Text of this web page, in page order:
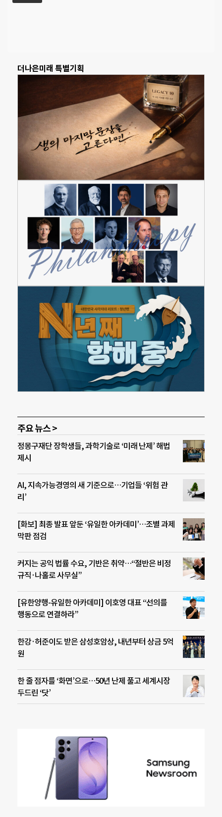
더나은미래 특별기획
주요 뉴스 >
정몽구재단 장학생들, 과학기술로 ‘미래 난제’ 해법
제시
AI, 지속가능경영의 새 기준으로…기업들 ‘위험 관
리’
[화보] 최종 발표 앞둔 ‘유일한 아카데미’…조별 과제
막판 점검
커지는 공익 법률 수요, 기반은 취약…“절반은 비정
규직·나홀로 사무실”
[유한양행-유일한 아카데미] 이호영 대표 “선의를
행동으로 연결하라”
한강·허준이도 받은 삼성호암상, 내년부터 상금 5억
원
한 줄 점자를 ‘화면’으로…50년 난제 풀고 세계시장
두드린 ‘닷’